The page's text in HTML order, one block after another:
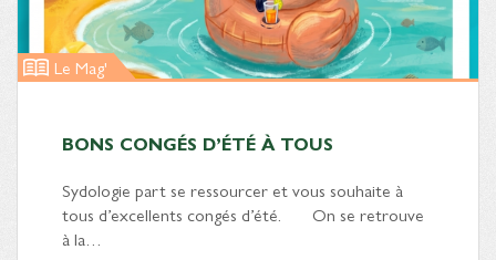
Le Mag'
BONS CONGÉS D’ÉTÉ À TOUS
Sydologie part se ressourcer et vous souhaite à
tous d’excellents congés d’été. On se retrouve
à la…